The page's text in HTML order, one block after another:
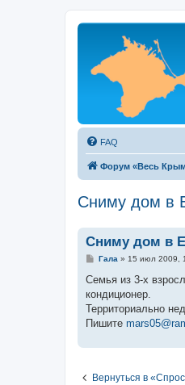
FAQ
Форум «Весь
Сниму дом в
Сниму дом в
С
о
щ
е
н
и
Гала » 15 июл 2009,
Семья из 3-х
кондиционер.
Территориально
Пишите
Вернуться в